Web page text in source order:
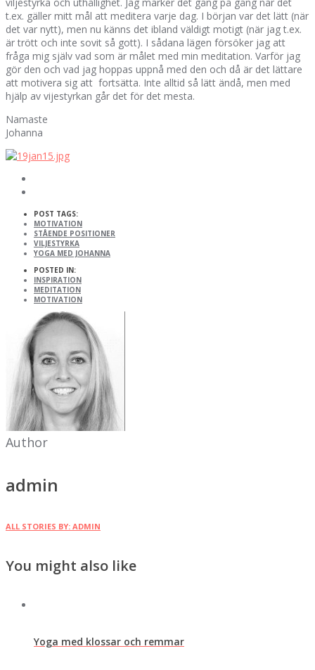
viljestyrka och uthållighet. Jag märker det gång på gång när det
t.ex. gäller mitt mål att meditera varje dag. I början var det lätt (när
det var nytt), men nu känns det ibland väldigt motigt (när jag t.ex.
är trött och inte sovit så gott). I sådana lägen försöker jag att
fråga mig själv vad som är målet med min meditation. Varför jag
gör den och vad jag hoppas uppnå med den och då är det lättare
att motivera sig att fortsätta. Inte alltid så lätt ändå, men med
hjälp av vijestyrkan går det för det mesta.
Namaste
Johanna
POST TAGS:
MOTIVATION
STÅENDE POSITIONER
VILJESTYRKA
YOGA MED JOHANNA
POSTED IN:
INSPIRATION
MEDITATION
MOTIVATION
Author
admin
ALL STORIES BY: ADMIN
You might also like
Yoga med klossar och remmar